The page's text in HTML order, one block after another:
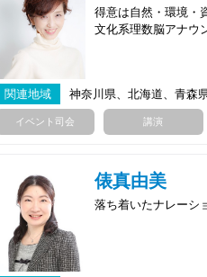
得意は自然・環境・
文化系理数脳アナウ
関連地域 神奈川県、北海道、青森
イベント司会 講演
俵真由美
落ち着いたナレーシ